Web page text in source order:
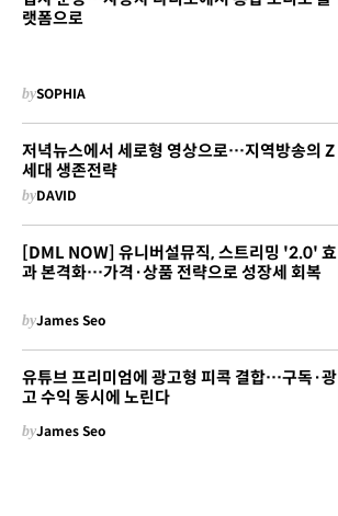
랫폼으로
bySOPHIA
저녁뉴스에서 세로형 영상으로…지역방송의 Z
세대 생존전략
byDAVID
[DML NOW] 유니버설뮤직, 스트리밍 '2.0' 효
과 본격화…가격·상품 전략으로 성장세 회복
byJames Seo
유튜브 프리미엄에 광고형 피콕 결합…구독·광
고 수익 동시에 노린다
byJames Seo